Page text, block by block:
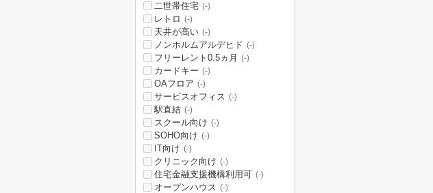
二世帯住宅 (-)
レトロ (-)
天井が高い (-)
ノンホルムアルデヒド (-)
フリーレント0.5ヵ月 (-)
カードキー (-)
OAフロア (-)
サービスオフィス (-)
駅直結 (-)
スクール向け (-)
SOHO向け (-)
IT向け (-)
クリニック向け (-)
住宅金融支援機構利用可 (-)
オープンハウス (-)